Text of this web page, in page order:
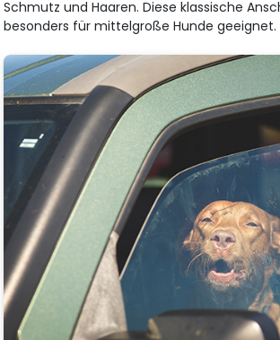
Schmutz und Haaren. Diese klassische
besonders für mittelgroße Hunde geeignet.